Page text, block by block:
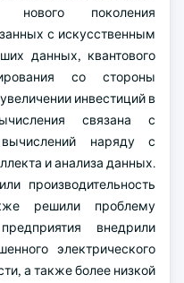
нового поколения
с искусственным
данных, квантового
со стороны
инвестиций в
связана с
наряду с
и анализа данных.
производительность
решили проблему
внедрили
электрического
а также более низкой